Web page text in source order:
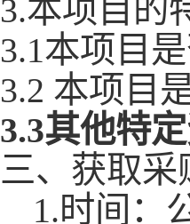
3.本项目的
3.1本项目
3.2 本项目
3.3其他特
三、获取采
1.时间：